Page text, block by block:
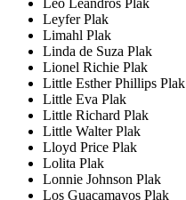
Leyfer Plak
Limahl Plak
Linda de Suza Plak
Lionel Richie Plak
Little Esther Phillips Plak
Little Eva Plak
Little Richard Plak
Little Walter Plak
Lloyd Price Plak
Lolita Plak
Lonnie Johnson Plak
Los Guacamayos Plak